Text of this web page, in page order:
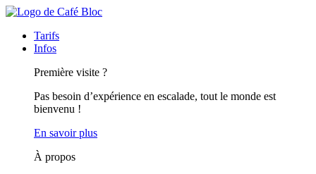
Tarifs
Infos
Première visite ?
Pas besoin d’expérience en escalade, tout le monde est
bienvenu !
En savoir plus
À propos